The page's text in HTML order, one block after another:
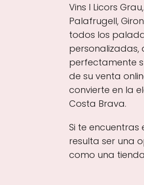
Vins I Licors
Palafrugell,
todos los
perfectamente
de su venta
convierte en la
Costa Brava.
Si te encuentras
resulta ser una
como una